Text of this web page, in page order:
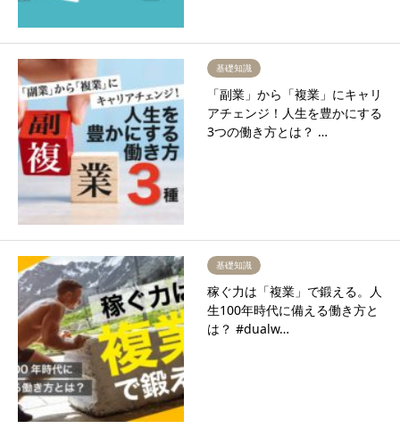
基礎知識
「副業」から「複業」にキャリ
アチェンジ！人生を豊かにする
3つの働き方とは？ …
基礎知識
稼ぐ力は「複業」で鍛える。人
生100年時代に備える働き方と
は？ #dualw…